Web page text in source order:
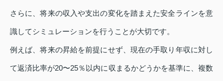
さらに、将来の収入や支出の変化を踏まえた安全ラインを意
識してシミュレーションを行うことが大切です。
例えば、将来の昇給を前提にせず、現在の手取り年収に対し
て返済比率が20〜25％以内に収まるかどうかを基準に、複数